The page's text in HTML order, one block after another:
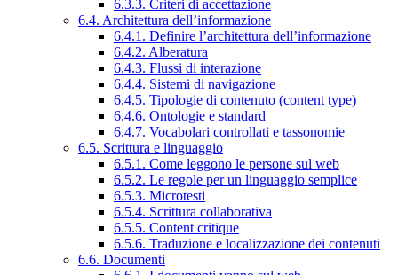
6.3.3. Criteri di accettazione
6.4. Architettura dell’informazione
6.4.1. Definire l’architettura dell’informazione
6.4.2. Alberatura
6.4.3. Flussi di interazione
6.4.4. Sistemi di navigazione
6.4.5. Tipologie di contenuto (content type)
6.4.6. Ontologie e standard
6.4.7. Vocabolari controllati e tassonomie
6.5. Scrittura e linguaggio
6.5.1. Come leggono le persone sul web
6.5.2. Le regole per un linguaggio semplice
6.5.3. Microtesti
6.5.4. Scrittura collaborativa
6.5.5. Content critique
6.5.6. Traduzione e localizzazione dei contenuti
6.6. Documenti